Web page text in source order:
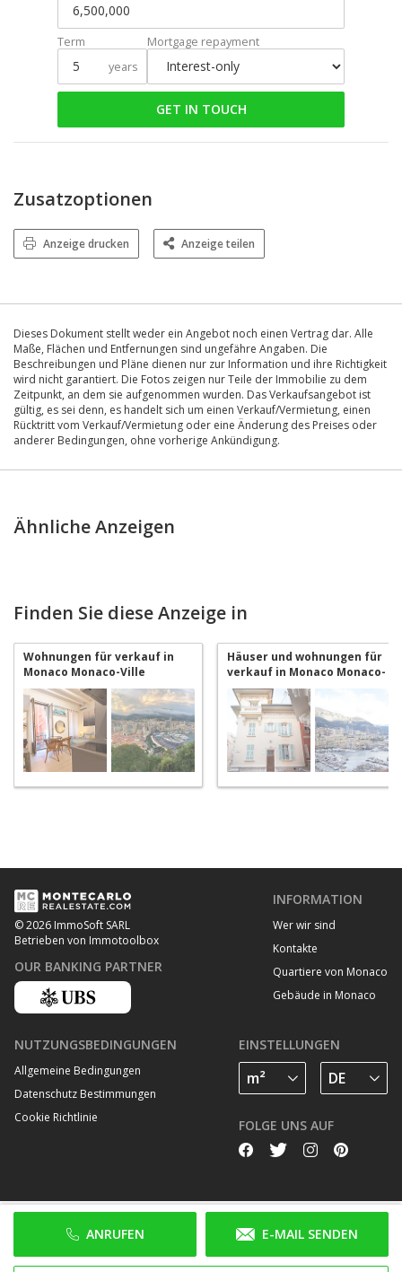
Term
years
Mortgage repayment
GET IN TOUCH
ANRUFEN E-MAIL SENDEN
Zusatzoptionen
Anzeige drucken Anzeige teilen
Dieses Dokument stellt weder ein Angebot noch einen Vertrag dar. Alle
Maße, Flächen und Entfernungen sind ungefähre Angaben. Die
Beschreibungen und Pläne dienen nur zur Information und ihre Richtigkeit
wird nicht garantiert. Die Fotos zeigen nur Teile der Immobilie zu dem
Zeitpunkt, an dem sie aufgenommen wurden. Das Verkaufsangebot ist
gültig, es sei denn, es handelt sich um einen Verkauf/Vermietung, einen
Rücktritt vom Verkauf/Vermietung oder eine Änderung des Preises oder
anderer Bedingungen, ohne vorherige Ankündigung.
Ähnliche Anzeigen
Finden Sie diese Anzeige in
Wohnungen für verkauf in
Monaco Monaco-Ville
Häuser und wohnungen für
verkauf in Monaco Monaco-
Ville
© 2026 ImmoSoft SARL
Betrieben von Immotoolbox
OUR BANKING PARTNER
INFORMATION
Wer wir sind
Kontakte
Quartiere von Monaco
Gebäude in Monaco
NUTZUNGSBEDINGUNGEN
Allgemeine Bedingungen
Datenschutz Bestimmungen
Cookie Richtlinie
EINSTELLUNGEN
FOLGE UNS AUF